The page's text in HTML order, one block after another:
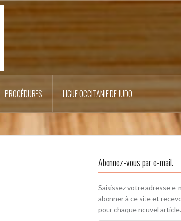
PROCÉDURES LIGUE OCCITANIE DE JUDO
Abonnez-vous par e-mail.
Saisissez votre adresse e-
abonner à ce site et
pour chaque nouvel article.